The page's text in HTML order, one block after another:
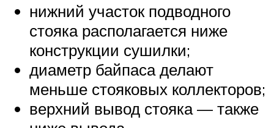
нижний участок подводного
стояка располагается ниже
конструкции сушилки;
диаметр байпаса делают
меньше стояковых коллекторов;
верхний вывод стояка — также